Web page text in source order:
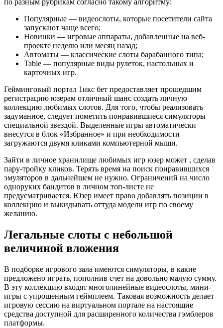
по разным рубрикам согласно такому алгоритму:
Популярные — видеослоты, которые посетители сайта
запускают чаще всего;
Новинки — игровые аппараты, добавленные на веб-
проекте неделю или месяц назад;
Автоматы — классические слоты барабанного типа;
Table — популярные виды рулеток, настольных и
карточных игр.
Гейминговый портал 1икс бет предоставляет прошедшим
регистрацию юзерам отличный шанс создать личную
коллекцию любимых слотов. Для того, чтобы реализовать
задуманное, следует пометить понравившиеся симуляторы
специальной звездой. Выделенные игры автоматически
внесутся в блок «Избранное» и при необходимости
загружаются двумя кликами компьютерной мыши.
Зайти в личное хранилище любимых игр юзер может , сделав
пару-тройку кликов. Терять время на поиск понравившихся
эмуляторов в дальнейшем не нужно. Ограничений на число
одноруких бандитов в личном топ-листе не
предусматривается. Юзер имеет право добавлять позиции в
коллекцию и выкидывать оттуда модели игр по своему
желанию.
Легальные слоты с небольшой
величиной вложения
В подборке игрового зала имеются симуляторы, в какие
предложено играть, пополнив счет на довольно малую сумму.
В эту коллекцию входят многолинейные видеослоты, мини-
игры с упрощенным геймплеем. Таковая возможность делает
игровую сессию на виртуальном портале на настоящие
средства доступной для расширенного количества гэмблеров
платформы.